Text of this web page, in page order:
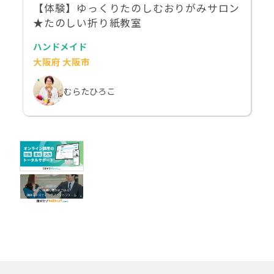
【体験】ゆっくりたのしむおりがみサロン
★たのしい折り紙教室
ハンドメイド
大阪府 大阪市
むらたひろこ